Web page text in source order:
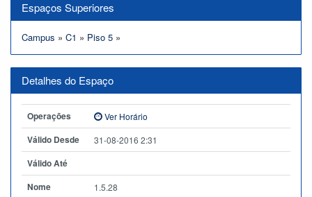
Espaços Superiores
Campus » C1 » Piso 5 »
Detalhes do Espaço
Operações Ver Horário
Válido Desde 31-08-2016 2:31
Válido Até
Nome
1.5.28